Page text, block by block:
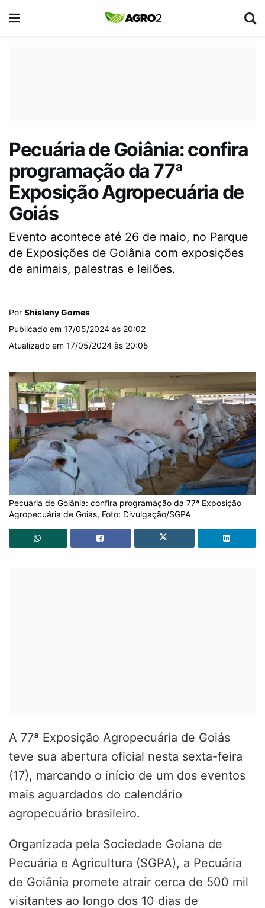
Pecuária de Goiânia: confira
programação da 77ª
Exposição Agropecuária de
Goiás
Evento acontece até 26 de maio, no Parque
de Exposições de Goiânia com exposições
de animais, palestras e leilões.
Por Shisleny Gomes
Publicado em 17/05/2024 às 20:02
Atualizado em 17/05/2024 às 20:05
Pecuária de Goiânia: confira programação da 77ª Exposição
Agropecuária de Goiás, Foto: Divulgação/SGPA
A 77ª Exposição Agropecuária de Goiás
teve sua abertura oficial nesta sexta-feira
(17), marcando o início de um dos eventos
mais aguardados do calendário
agropecuário brasileiro.
Organizada pela Sociedade Goiana de
Pecuária e Agricultura (SGPA), a Pecuária
de Goiânia promete atrair cerca de 500 mil
visitantes ao longo dos 10 dias de